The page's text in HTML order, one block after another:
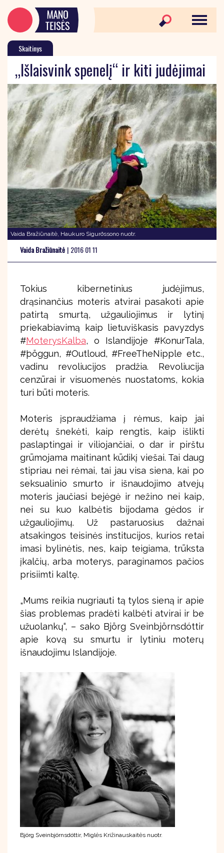
Skaitinys
„Išlaisvink spenelį“ ir kiti judėjimai
Vaida Bražiūnaitė, Haukuro Sigurðssono nuotr.
Vaida Bražiūnaitė | 2016 01 11
Tokius kibernetinius judėjimus,
drąsinančius moteris atvirai pasakoti apie
patirtą smurtą, užgauliojimus ir lytinį
priekabiavimą kaip lietuviškasis pavyzdys
#MoterysKalba, o Islandijoje #KonurTala,
#þöggun, #Outloud, #FreeTheNipple etc.,
vadinu revoliucijos pradžia. Revoliucija
cenzūrai ir visuomenės nuostatoms, kokia
turi būti moteris.
Moteris įspraudžiama į rėmus, kaip jai
derėtų šnekėti, kaip rengtis, kaip išlikti
paslaptingai ir viliojančiai, o dar ir pirštu
grūmojama maitinant kūdikį viešai. Tai daug
stipriau nei rėmai, tai jau visa siena, kai po
seksualinio smurto ir išnaudojimo atvejų
moteris jaučiasi bejėgė ir nežino nei kaip,
nei su kuo kalbėtis bijodama gėdos ir
užgauliojimų. Už pastaruosius dažnai
atsakingos teisinės institucijos, kurios retai
imasi bylinėtis, nes, kaip teigiama, trūksta
įkalčių, arba moterys, paraginamos pačios
prisiimti kaltę.
„Mums reikia nugriauti tą tylos sieną ir apie
šias problemas pradėti kalbėti atvirai ir be
užuolankų“, – sako Björg Sveinbjörnsdóttir
apie kovą su smurtu ir lytiniu moterų
išnaudojimu Islandijoje.
Björg Sveinbjörnsdóttir, Miglės Križinauskaitės nuotr.